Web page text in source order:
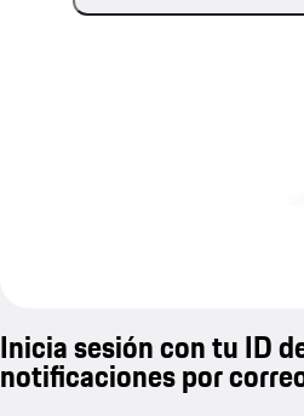
Inicia sesión con tu ID
notificaciones por